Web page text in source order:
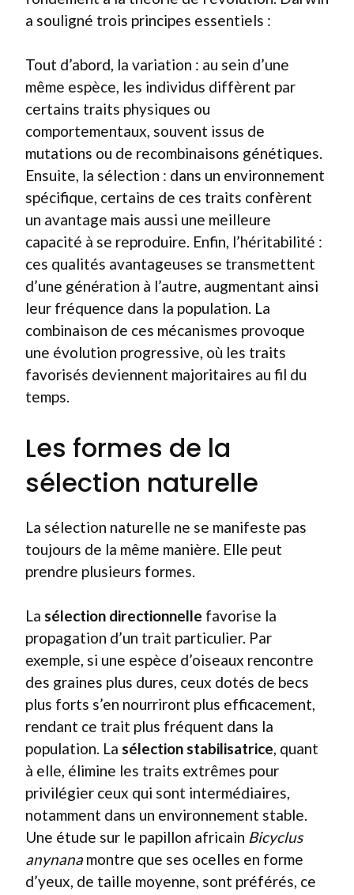
a souligné trois principes essentiels :
Tout d’abord, la variation : au sein d’une
même espèce, les individus diffèrent par
certains traits physiques ou
comportementaux, souvent issus de
mutations ou de recombinaisons génétiques.
Ensuite, la sélection : dans un environnement
spécifique, certains de ces traits confèrent
un avantage mais aussi une meilleure
capacité à se reproduire. Enfin, l’héritabilité :
ces qualités avantageuses se transmettent
d’une génération à l’autre, augmentant ainsi
leur fréquence dans la population. La
combinaison de ces mécanismes provoque
une évolution progressive, où les traits
favorisés deviennent majoritaires au fil du
temps.
Les formes de la
sélection naturelle
La sélection naturelle ne se manifeste pas
toujours de la même manière. Elle peut
prendre plusieurs formes.
La sélection directionnelle favorise la
propagation d’un trait particulier. Par
exemple, si une espèce d’oiseaux rencontre
des graines plus dures, ceux dotés de becs
plus forts s’en nourriront plus efficacement,
rendant ce trait plus fréquent dans la
population. La sélection stabilisatrice, quant
à elle, élimine les traits extrêmes pour
privilégier ceux qui sont intermédiaires,
notamment dans un environnement stable.
Une étude sur le papillon africain Bicyclus
anynanamontre que ses ocelles en forme
d’yeux, de taille moyenne, sont préférés, ce